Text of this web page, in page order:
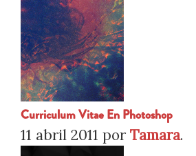
Curriculum Vitae En Photoshop
11 abril 2011 por Tamara.